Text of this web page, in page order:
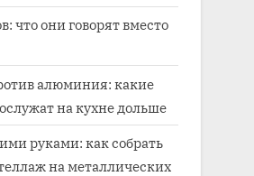
что они говорят вместо
алюминия: какие
на кухне дольше
руками: как собрать
на металлических